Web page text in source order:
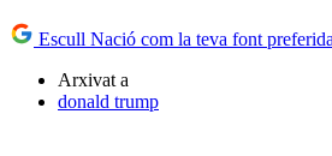
Escull Nació com la teva font
Arxivat a
donald trump